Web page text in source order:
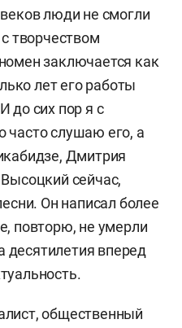
люди не смогли
творчеством
заключается как
лет его работы
до сих пор я с
часто слушаю его, а
Дмитрия
сейчас,
Он написал более
повторю, не умерли
десятилетия вперед
общественный